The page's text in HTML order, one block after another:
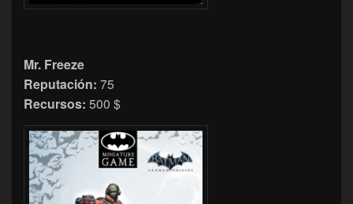
Mr. Freeze
Reputación: 75
Recursos: 500 $